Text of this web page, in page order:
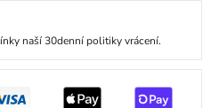
naší 30denní politiky vrácení.